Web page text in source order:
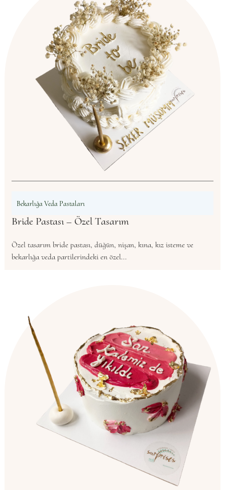
Bekarlığa Veda Pastaları
Bride Pastası – Özel Tasarım
Özel tasarım bride pastası, düğün, nişan, kına, kız isteme ve
bekarlığa veda partilerindeki en özel...